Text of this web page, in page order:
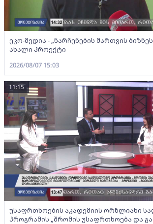
ეკო-მედია - „ნარჩენების მართვის
ახალი პროექტი
2026/08/07 15:03
უსაფრთხოების აკადემიის ორწლიანი
პროგრამის „შრომის უსაფრთხოება და
11:15